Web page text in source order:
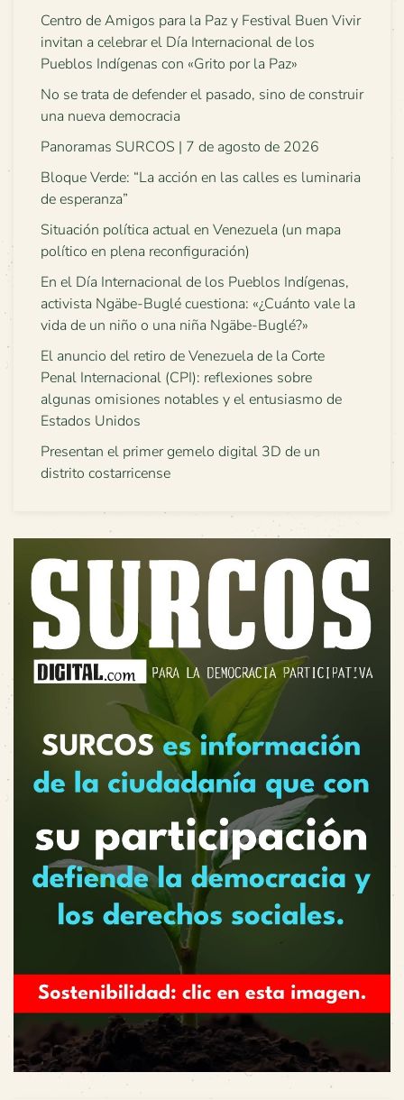
Centro de Amigos para la Paz y Festival Buen Vivir
invitan a celebrar el Día Internacional de los
Pueblos Indígenas con «Grito por la Paz»
No se trata de defender el pasado, sino de construir
una nueva democracia
Panoramas SURCOS | 7 de agosto de 2026
Bloque Verde: “La acción en las calles es luminaria
de esperanza”
Situación política actual en Venezuela (un mapa
político en plena reconfiguración)
En el Día Internacional de los Pueblos Indígenas,
activista Ngäbe-Buglé cuestiona: «¿Cuánto vale la
vida de un niño o una niña Ngäbe-Buglé?»
El anuncio del retiro de Venezuela de la Corte
Penal Internacional (CPI): reflexiones sobre
algunas omisiones notables y el entusiasmo de
Estados Unidos
Presentan el primer gemelo digital 3D de un
distrito costarricense